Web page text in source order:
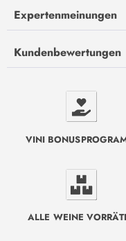
Expertenmeinungen
Kundenbewertungen
VINI
ALLE WEINE